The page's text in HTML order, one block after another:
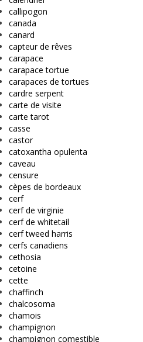
callipogon
canada
canard
capteur de rêves
carapace
carapace tortue
carapaces de tortues
cardre serpent
carte de visite
carte tarot
casse
castor
catoxantha opulenta
caveau
censure
cèpes de bordeaux
cerf
cerf de virginie
cerf de whitetail
cerf tweed harris
cerfs canadiens
cethosia
cetoine
cette
chaffinch
chalcosoma
chamois
champignon
champignon comestible